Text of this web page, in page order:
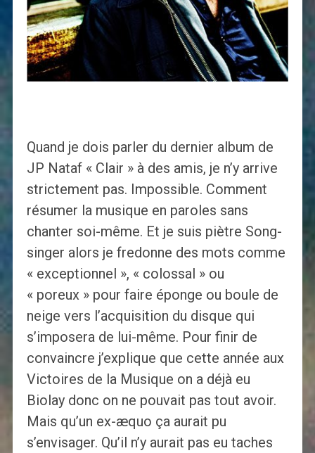
Quand je dois parler du dernier album de
JP Nataf « Clair » à des amis, je n’y arrive
strictement pas. Impossible. Comment
résumer la musique en paroles sans
chanter soi-même. Et je suis piètre Song-
singer alors je fredonne des mots comme
« exceptionnel », « colossal » ou
« poreux » pour faire éponge ou boule de
neige vers l’acquisition du disque qui
s’imposera de lui-même. Pour finir de
convaincre j’explique que cette année aux
Victoires de la Musique on a déjà eu
Biolay donc on ne pouvait pas tout avoir.
Mais qu’un ex-æquo ça aurait pu
s’envisager. Qu’il n’y aurait pas eu taches